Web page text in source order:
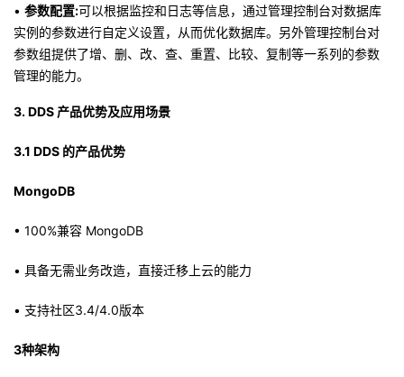
• 参数配置:可以根据监控和日志等信息，通过管理控制台对数据库
实例的参数进行自定义设置，从而优化数据库。另外管理控制台对
参数组提供了增、删、改、查、重置、比较、复制等一系列的参数
管理的能力。
3.DDS 产品优势及应用场景
3.1 DDS 的产品优势
MongoDB
• 100%兼容 MongoDB
• 具备无需业务改造，直接迁移上云的能力
• 支持社区3.4/4.0版本
3种架构